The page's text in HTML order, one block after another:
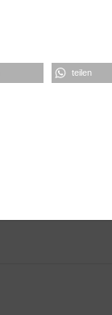
teilen